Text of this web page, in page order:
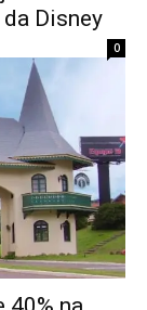
Disney
0